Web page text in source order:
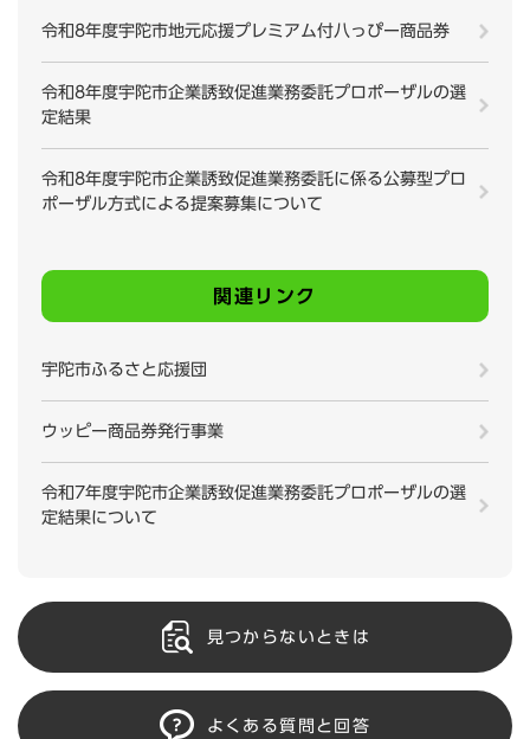
令和8年度宇陀市地元応援プレミアム付八っぴー商品券
令和8年度宇陀市企業誘致促進業務委託プロポーザルの選
定結果
令和8年度宇陀市企業誘致促進業務委託に係る公募型プロ
ポーザル方式による提案募集について
関連リンク
宇陀市ふるさと応援団
ウッピー商品券発行事業
令和7年度宇陀市企業誘致促進業務委託プロポーザルの選
定結果について
見つからないときは
よくある質問と回答